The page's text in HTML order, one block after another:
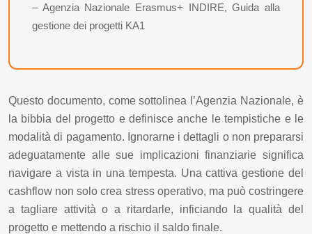
– Agenzia Nazionale Erasmus+ INDIRE, Guida alla
gestione dei progetti KA1
Questo documento, come sottolinea l’Agenzia Nazionale, è
la bibbia del progetto e definisce anche le tempistiche e le
modalità di pagamento. Ignorarne i dettagli o non prepararsi
adeguatamente alle sue implicazioni finanziarie significa
navigare a vista in una tempesta. Una cattiva gestione del
cashflow non solo crea stress operativo, ma può costringere
a tagliare attività o a ritardarle, inficiando la qualità del
progetto e mettendo a rischio il saldo finale.